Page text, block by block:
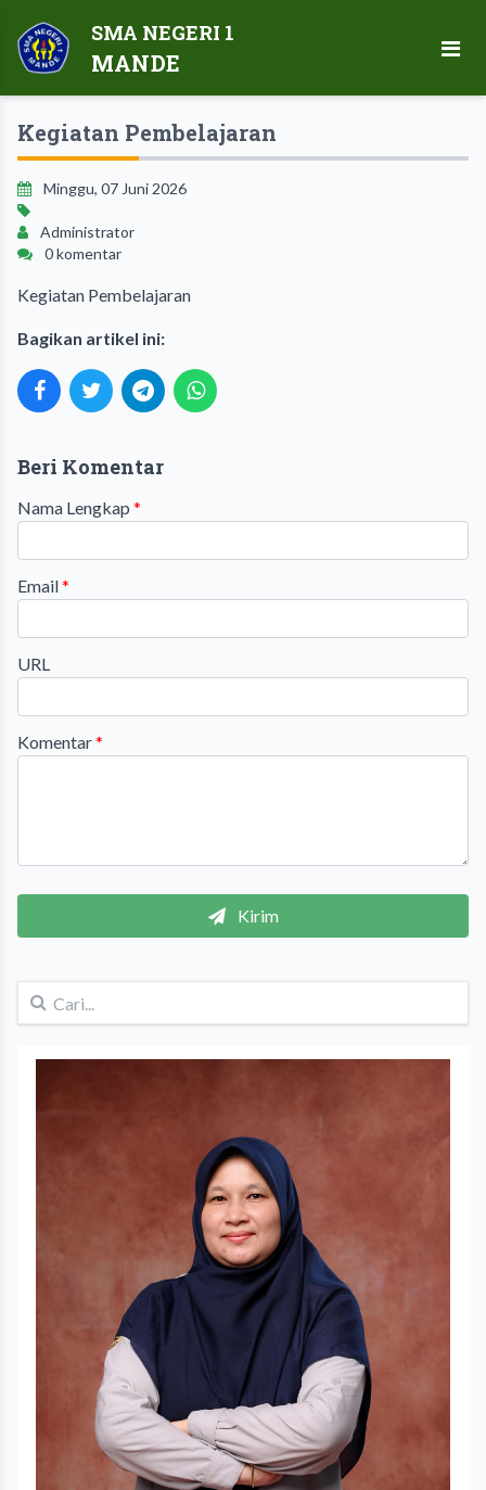
SMA NEGERI 1
MANDE
Kegiatan Pembelajaran
Minggu, 07 Juni 2026
Administrator
0 komentar
Kegiatan Pembelajaran
Bagikan artikel ini:
Beri Komentar
Nama Lengkap *
Email*
URL
Komentar*
Kirim